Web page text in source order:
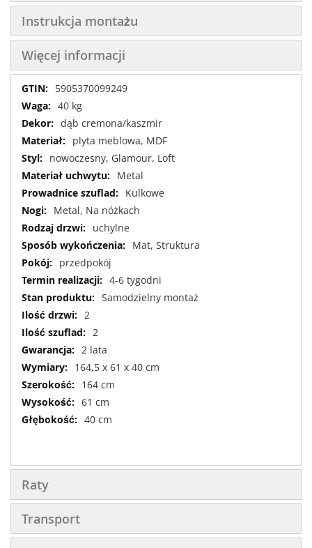
Instrukcja montażu
Więcej informacji
Więcej
informacji
5905370099249
40 kg
dąb cremona/kaszmir
plyta meblowa, MDF
nowoczesny, Glamour, Loft
Metal
Kulkowe
Metal, Na nóżkach
uchylne
Mat, Struktura
przedpokój
4-6 tygodni
Samodzielny montaż
2
2
2 lata
164,5 x 61 x 40 cm
164 cm
61 cm
40 cm
Raty
Transport